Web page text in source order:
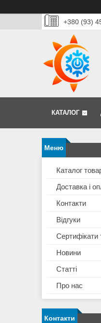
+380 (93)
КАТАЛОГ
Каталог
Доставка і
Контакти
Відгуки
Сертифікати
Новини
Статті
Про нас
Контакти